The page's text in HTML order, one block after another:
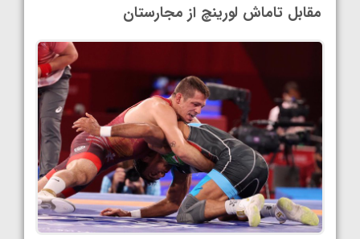
مقابل تاماش لورینچ از مجارستان